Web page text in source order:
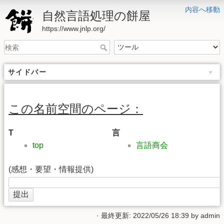
内容へ移動
自然言語処理の餅屋
https://www.jnlp.org/
サイドバー
この名前空間のページ：
T
top
言
言語商会
(感想・要望・情報提供)
· 最終更新: 2022/05/26 18:39 by admin